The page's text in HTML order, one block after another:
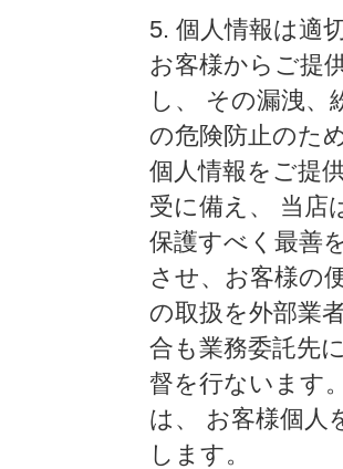
5. 個人情報は適
お客様からご提
し、 その漏洩、
の危険防止のた
個人情報をご提
受に備え、 当店
保護すべく最善
させ、お客様の
の取扱を外部業
合も業務委託先
督を行ないます
は、 お客様個人
します。